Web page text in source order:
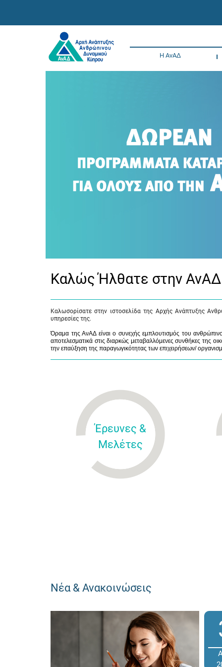
Η ΑνΑΔ
Καλώς Ήλθατε στην ΑνΑΔ
Καλωσορίσατε στην ιστοσελίδα της Αρχής Ανάπτυξης
υπηρεσίες της.
Όραμα της ΑνΑΔ είναι ο συνεχής εμπλουτισμός του
αποτελεσματικά στις διαρκώς μεταβαλλόμενες συνθήκες της
την επαύξηση της παραγωγικότητας των επιχειρήσεων/
Έρευνες &
Μελέτες
Νέα & Ανακοινώσεις